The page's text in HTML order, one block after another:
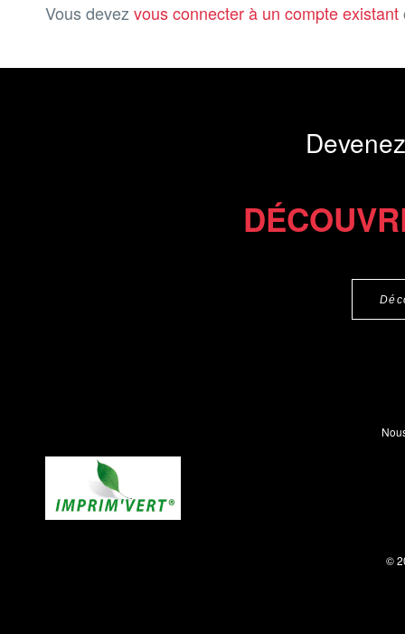
Vous devez vous connecter à un compte existant
©